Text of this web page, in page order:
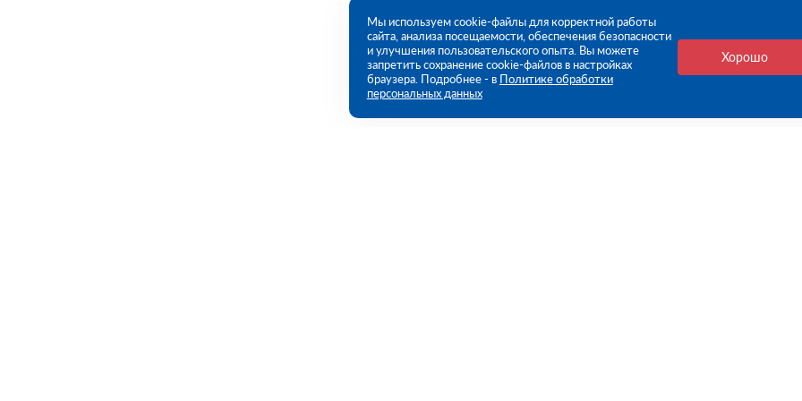
Мы используем cookie-файлы для корректной работы
сайта, анализа посещаемости, обеспечения безопасности
и улучшения пользовательского опыта. Вы можете
запретить сохранение cookie-файлов в настройках
браузера. Подробнее - в Политике обработки
персональных данных
Хорошо